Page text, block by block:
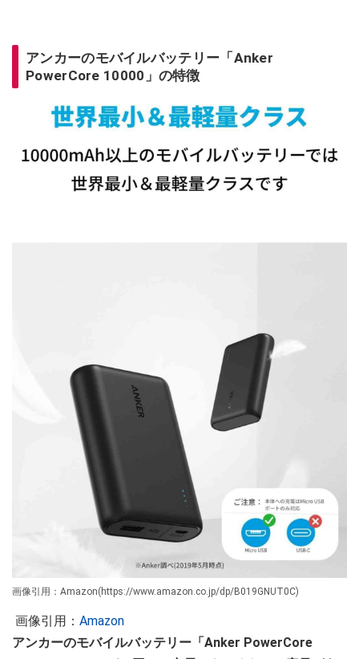
アンカーのモバイルバッテリー「Anker
PowerCore 10000」の特徴
画像引用：Amazon(https://www.amazon.co.jp/dp/B019GNUT0C)
画像引用： Amazon
アンカーのモバイルバッテリー「Anker PowerCore